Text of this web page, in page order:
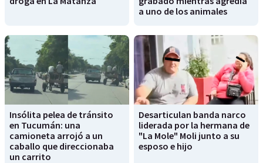
a uno de los animales
Insólita pelea de tránsito
en Tucumán: una
camioneta arrojó a un
caballo que direccionaba
un carrito
Desarticulan banda narco
liderada por la hermana de
"La Mole" Moli junto a su
esposo e hijo